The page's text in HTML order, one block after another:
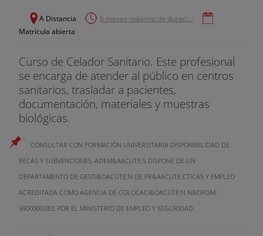
A Distancia
6 meses máximo de duraci...
Matrícula abierta
Curso de Celador Sanitario. Este profesional
se encarga de atender al público en centros
sanitarios, trasladar a pacientes,
documentación, materiales y muestras
biológicas.
CONSULTAR CON FORMACIÓN UNIVERSITARIA DISPONIBILIDAD DE
BECAS Y SUBVENCIONES, ADEM&AACUTE;S DISPONE DE UN
DEPARTAMENTO DE GESTI&OACUTE;N DE PR&AACUTE;CTICAS Y EMPLEO
ACREDITADA COMO AGENCIA DE COLOCACI&OACUTE;N N&ORDM;
9900000283, POR EL MINISTERIO DE EMPLEO Y SEGURIDAD.